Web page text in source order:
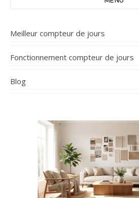
Meilleur compteur de jours
Fonctionnement compteur de jours
Blog